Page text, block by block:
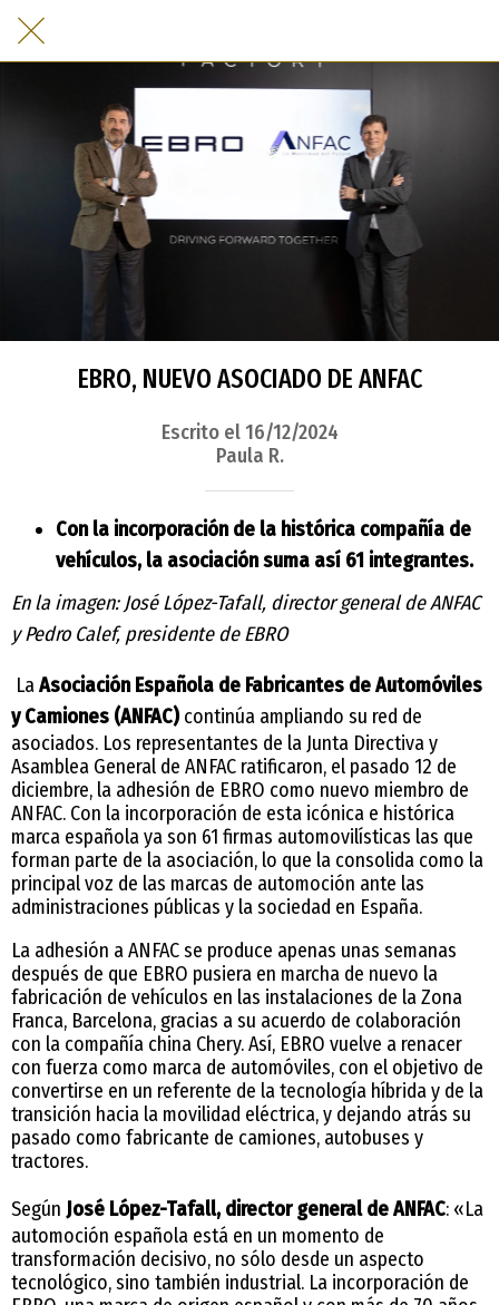
EBRO, NUEVO ASOCIADO DE ANFAC
Escrito el 16/12/2024
Paula R.
Con la incorporación de la histórica compañía de
vehículos, la asociación suma así 61 integrantes.
En la imagen: José López-Tafall, director general de ANFAC
y Pedro Calef, presidente de EBRO
LaAsociación Española de Fabricantes de Automóviles
y Camiones (ANFAC) continúa ampliando su red de
asociados. Los representantes de la Junta Directiva y
Asamblea General de ANFAC ratificaron, el pasado 12 de
diciembre, la adhesión de EBRO como nuevo miembro de
ANFAC. Con la incorporación de esta icónica e histórica
marca española ya son 61 firmas automovilísticas las que
forman parte de la asociación, lo que la consolida como la
principal voz de las marcas de automoción ante las
administraciones públicas y la sociedad en España.
La adhesión a ANFAC se produce apenas unas semanas
después de que EBRO pusiera en marcha de nuevo la
fabricación de vehículos en las instalaciones de la Zona
Franca, Barcelona, gracias a su acuerdo de colaboración
con la compañía china Chery. Así, EBRO vuelve a renacer
con fuerza como marca de automóviles, con el objetivo de
convertirse en un referente de la tecnología híbrida y de la
transición hacia la movilidad eléctrica, y dejando atrás su
pasado como fabricante de camiones, autobuses y
tractores.
Según José López-Tafall, director general de ANFAC: «La
automoción española está en un momento de
transformación decisivo, no sólo desde un aspecto
tecnológico, sino también industrial. La incorporación de